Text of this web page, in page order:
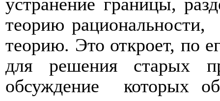
устранение границы,
теорию рациональности,
теорию. Это откроет, по
для решения старых
обсуждение
которых